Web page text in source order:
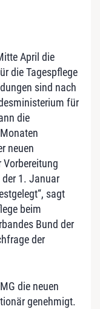
April die
die Tagespflege
sind nach
für
die
neuen
der 1. Januar
sagt
beim
Bund der
der
die neuen
genehmigt.